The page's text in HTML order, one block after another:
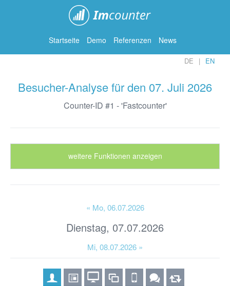
Startseite Demo Referenzen News
DE EN
Besucher-Analyse für den 07. Juli 2026
Counter-ID #1 - 'Fastcounter'
weitere Funktionen anzeigen
« Mo, 06.07.2026
Dienstag, 07.07.2026
Mi, 08.07.2026 »